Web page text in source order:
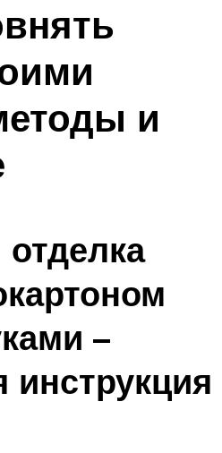
и
отделка
–
инструкция